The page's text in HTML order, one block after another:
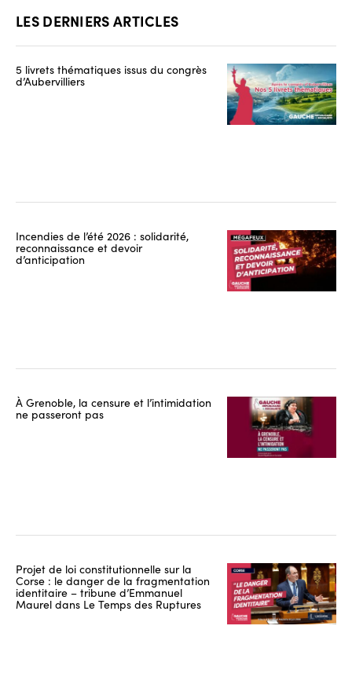
LES DERNIERS ARTICLES
5 livrets thématiques issus du congrès
d’Aubervilliers
Incendies de l’été 2026 : solidarité,
reconnaissance et devoir
d’anticipation
À Grenoble, la censure et l’intimidation
ne passeront pas
Projet de loi constitutionnelle sur la
Corse : le danger de la fragmentation
identitaire – tribune d’Emmanuel
Maurel dans Le Temps des Ruptures